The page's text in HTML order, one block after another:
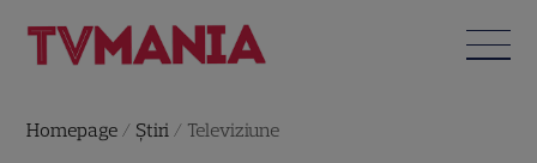
Homepage / Știri / Televiziune